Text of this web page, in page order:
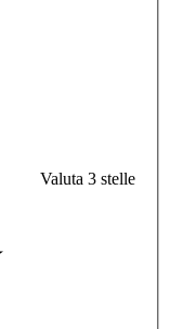
Valuta 3 stelle